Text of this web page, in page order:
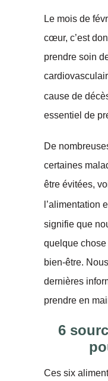
Le mois de
cœur, c’est
prendre soin
cause de
essentiel de
De
certaines
être évitées,
l’alimentation
signifie que
quelque
bien-être.
dernières
prendre en
6
Ces six